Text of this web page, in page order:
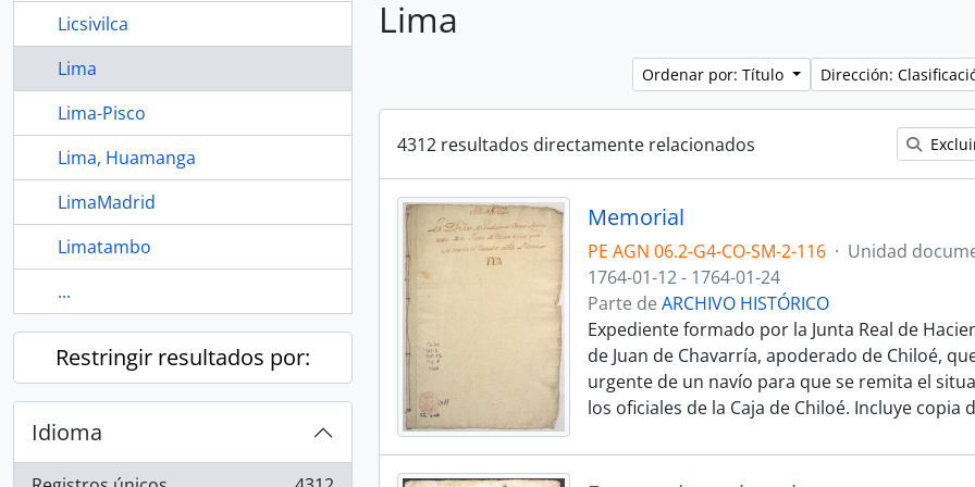
Licsivilca
Lima
Lima-Pisco
Lima, Huamanga
LimaMadrid
Limatambo
...
Restringir resultados por:
Idioma
Lima
Ordenar por: Título Dirección:
4312 resultados directamente relacionados
Memorial
PE AGN 06.2-G4-CO-SM-2-116 · Unidad
1764-01-12 - 1764-01-24
Parte de ARCHIVO HISTÓRICO
Expediente formado por la Junta Real de
de Juan de Chavarría, apoderado de Chiloé,
urgente de un navío para que se remita el
los oficiales de la Caja de Chiloé. Incluye copia